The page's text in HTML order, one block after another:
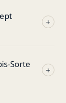
+
Sorte
+